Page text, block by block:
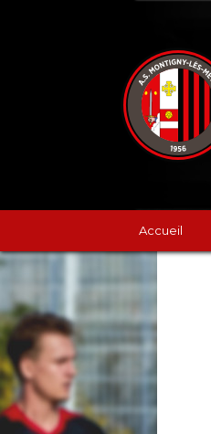
Accueil